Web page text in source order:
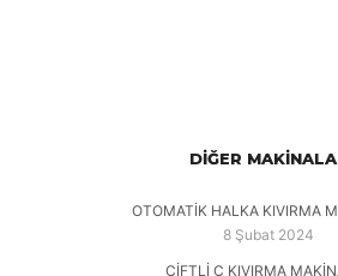
DİĞER
OTOMATİK HALKA KIVIRMA
8 Şubat 2024
ÇİFTLİ C KIVIRMA